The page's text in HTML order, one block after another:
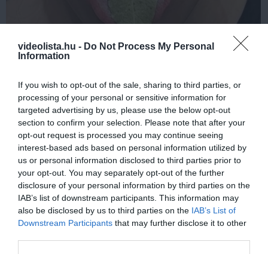
videolista.hu - Do Not Process My Personal
Information
If you wish to opt-out of the sale, sharing to third parties, or
processing of your personal or sensitive information for
targeted advertising by us, please use the below opt-out
section to confirm your selection. Please note that after your
opt-out request is processed you may continue seeing
interest-based ads based on personal information utilized by
us or personal information disclosed to third parties prior to
your opt-out. You may separately opt-out of the further
disclosure of your personal information by third parties on the
IAB’s list of downstream participants. This information may
also be disclosed by us to third parties on the IAB’s List of
Downstream Participants that may further disclose it to other
This Simple Trick Removes All Parasites From
More
218 163
5 h 33 min